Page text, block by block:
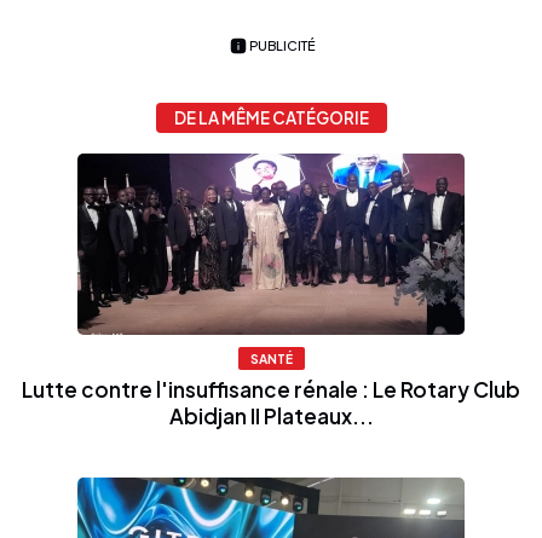
PUBLICITÉ
DE LA MÊME CATÉGORIE
SANTÉ
Lutte contre l'insuffisance rénale : Le Rotary Club
Abidjan II Plateaux...